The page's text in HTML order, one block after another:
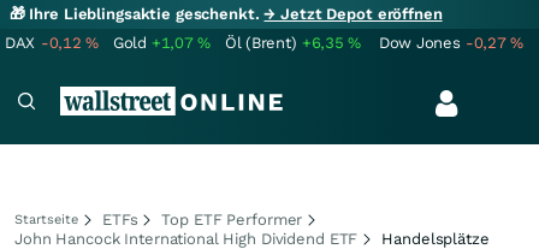
🎁 Ihre Lieblingsaktie geschenkt.→ Jetzt Depot eröffnen
DAX -0,12% Gold +1,07% Öl (Brent) +6,35% Dow Jones -0,27%
Startseite ETFs
Top ETF Performer
John Hancock International High Dividend ETF
Handelsplätze